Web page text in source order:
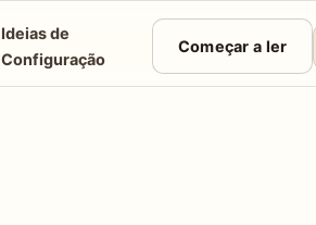
Ideias de
Configuração
Começar a ler